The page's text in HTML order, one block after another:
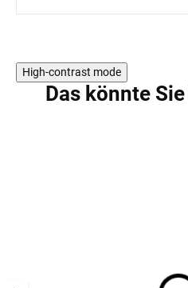
High-contrast mode
Das könnte